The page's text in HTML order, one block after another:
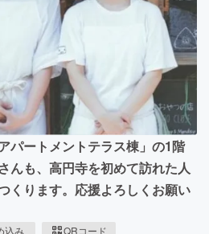
CAMPFIRE for Social Good
CAMPFIRE
CAMPFIREふるさと納税
machi-yaコミュ
パートメントテラス棟」の1階
んも、高円寺を初めて訪れた人
くります。応援よろしくお願い
込み QRコード